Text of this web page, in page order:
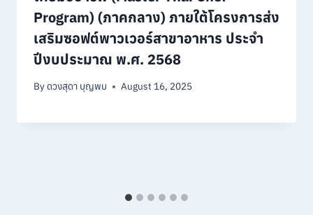
Program) (ภาคกลาง) ภายใต้โครงการส่ง
เสริมซอฟต์พาวเวอร์สาขาอาหาร ประจำ
ปีงบประมาณ พ.ศ. 2568
Byดวงสุดา บุญพบ August 16, 2025